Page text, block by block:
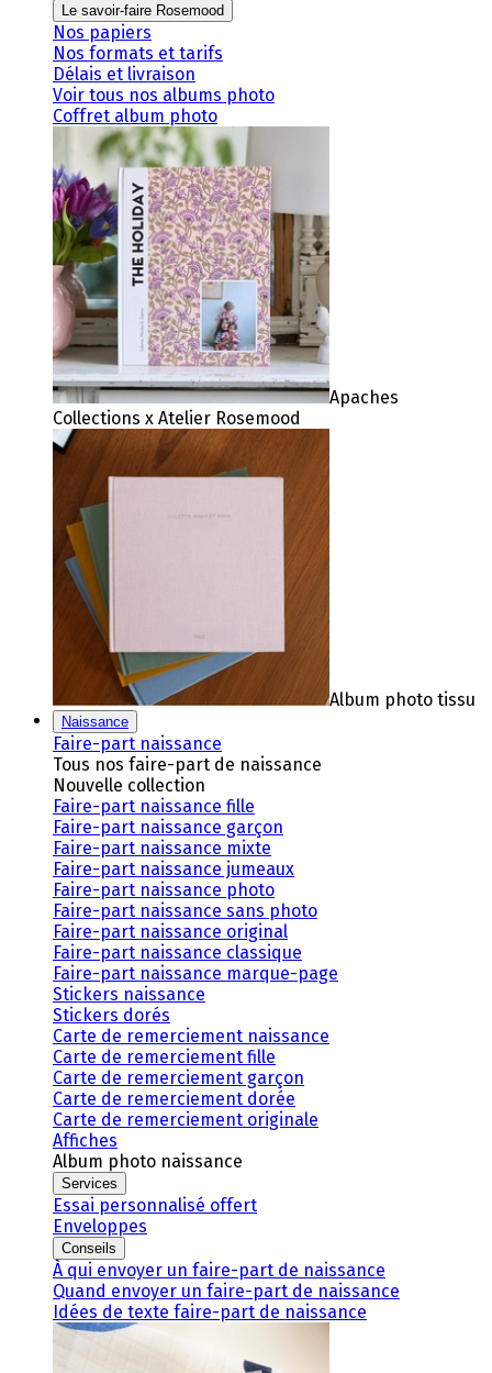
Le savoir-faire Rosemood
Nos papiers
Nos formats et tarifs
Délais et livraison
Voir tous nos albums photo
Coffret album photo
Apaches
Collections x Atelier Rosemood
Album photo tissu
Naissance
Faire-part naissance
Tous nos faire-part de naissance
Nouvelle collection
Faire-part naissance fille
Faire-part naissance garçon
Faire-part naissance mixte
Faire-part naissance jumeaux
Faire-part naissance photo
Faire-part naissance sans photo
Faire-part naissance original
Faire-part naissance classique
Faire-part naissance marque-page
Stickers naissance
Stickers dorés
Carte de remerciement naissance
Carte de remerciement fille
Carte de remerciement garçon
Carte de remerciement dorée
Carte de remerciement originale
Affiches
Album photo naissance
Services
Essai personnalisé offert
Enveloppes
Conseils
À qui envoyer un faire-part de naissance
Quand envoyer un faire-part de naissance
Idées de texte faire-part de naissance